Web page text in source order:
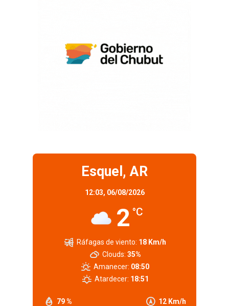
Esquel, AR
12:03, 06/08/2026
2 °C
79 % 12 Km/h
Ráfagas de viento: 18 Km/h
Clouds: 35%
Amanecer: 08:50
Atardecer: 18:51